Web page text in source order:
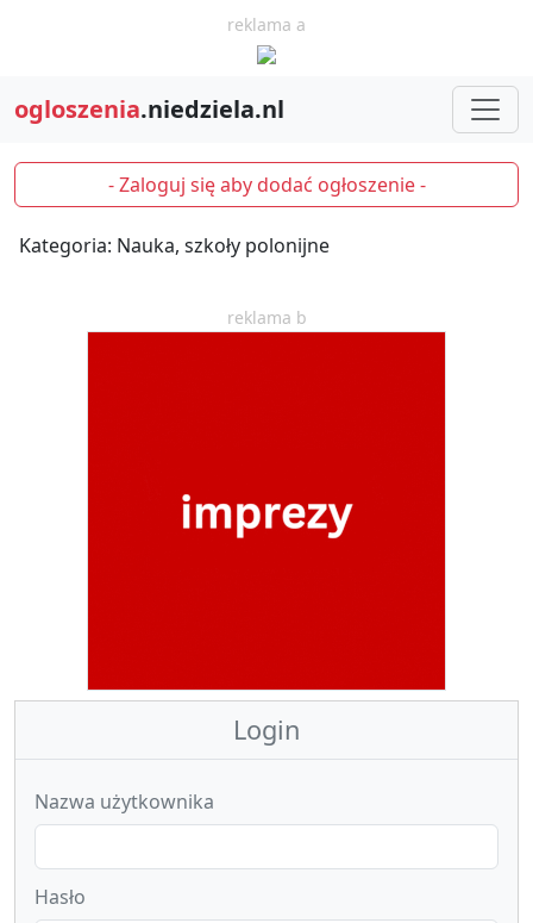
reklama a
ogloszenia.niedziela.nl
- Zaloguj się aby dodać ogłoszenie -
Kategoria: Nauka, szkoły polonijne
reklama b
Login
Nazwa użytkownika
Hasło